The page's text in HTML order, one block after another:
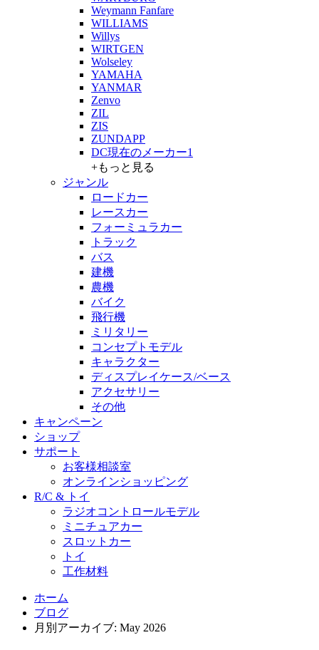
Weymann Fanfare
WILLIAMS
Willys
WIRTGEN
Wolseley
YAMAHA
YANMAR
Zenvo
ZIL
ZIS
ZUNDAPP
DC現在のメーカー1
+もっと見る
ジャンル
ロードカー
レースカー
フォーミュラカー
トラック
バス
建機
農機
バイク
飛行機
ミリタリー
コンセプトモデル
キャラクター
ディスプレイケース/ベース
アクセサリー
その他
キャンペーン
ショップ
サポート
お客様相談室
オンラインショッピング
R/C & トイ
ラジオコントロールモデル
ミニチュアカー
スロットカー
トイ
工作材料
ホーム
ブログ
月別アーカイブ: May 2026